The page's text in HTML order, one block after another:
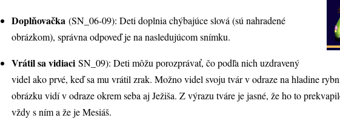
Doplňovačka (SN_06-09): Deti doplnia chýbajúce slová (sú nahradené
obrázkom), správna odpoveď je na nasledujúcom snímku.
Vrátil sa vidiaci SN_09): Deti môžu porozprávať, čo podľa nich uzdravený
videl ako prvé, keď sa mu vrátil zrak. Možno videl svoju tvár v odraze na hladine
obrázku vidí v odraze okrem seba aj Ježiša. Z výrazu tváre je jasné, že ho to
vždy s ním a že je Mesiáš.